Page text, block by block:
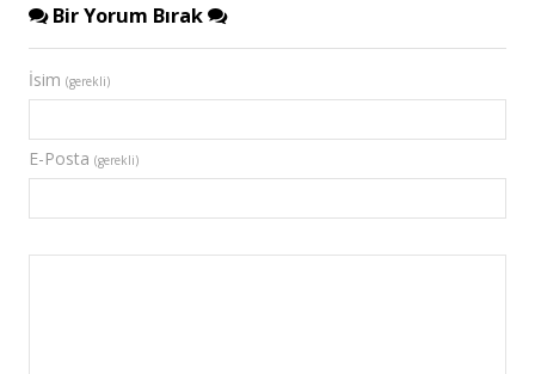
Bir Yorum Bırak
İsim (gerekli)
E-Posta (gerekli)